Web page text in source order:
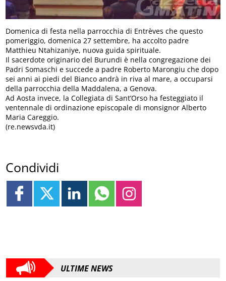
Domenica di festa nella parrocchia di Entrèves che questo
pomeriggio, domenica 27 settembre, ha accolto padre
Matthieu Ntahizaniye, nuova guida spirituale.
Il sacerdote originario del Burundi è nella congregazione dei
Padri Somaschi e succede a padre Roberto Marongiu che dopo
sei anni ai piedi del Bianco andrà in riva al mare, a occuparsi
della parrocchia della Maddalena, a Genova.
Ad Aosta invece, la Collegiata di Sant’Orso ha festeggiato il
ventennale di ordinazione episcopale di monsignor Alberto
Maria Careggio.
(re.newsvda.it)
Condividi
ULTIME NEWS